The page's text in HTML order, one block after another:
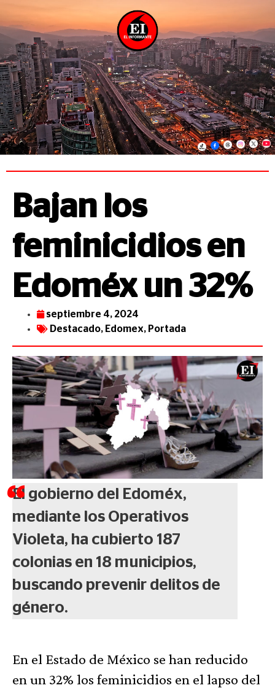
Bajan los
feminicidios en
Edoméx un 32%
septiembre 4, 2024
Destacado, Edomex, Portada
El gobierno del Edoméx,
mediante los Operativos
Violeta, ha cubierto 187
colonias en 18 municipios,
buscando prevenir delitos de
género.
En el Estado de México se han reducido
en un 32% los feminicidios en el lapso del